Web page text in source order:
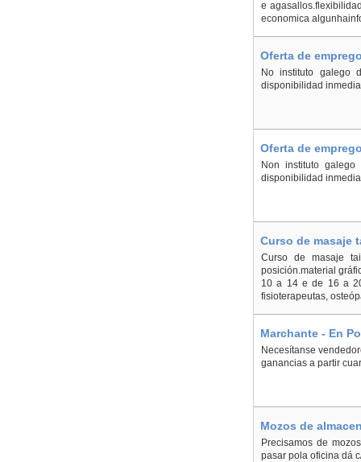
e
economica
Oferta de
No instituto galego
disponibilidad
Oferta de
Non instituto
disponibilidad
Curso de masaje
Curso de masaje
posición.material
10 a 14 e de 16 a
fisioterapeutas,
Marchante - En
Necesítanse
ganancias a partir
Mozos de
Precisamos de
pasar pola oficina dá